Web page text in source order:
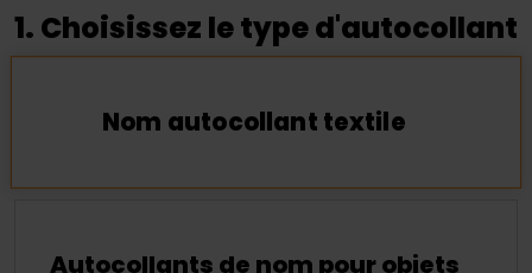
1. Choisissez le type d'autocollant
Nom autocollant textile
Autocollants de nom pour objets